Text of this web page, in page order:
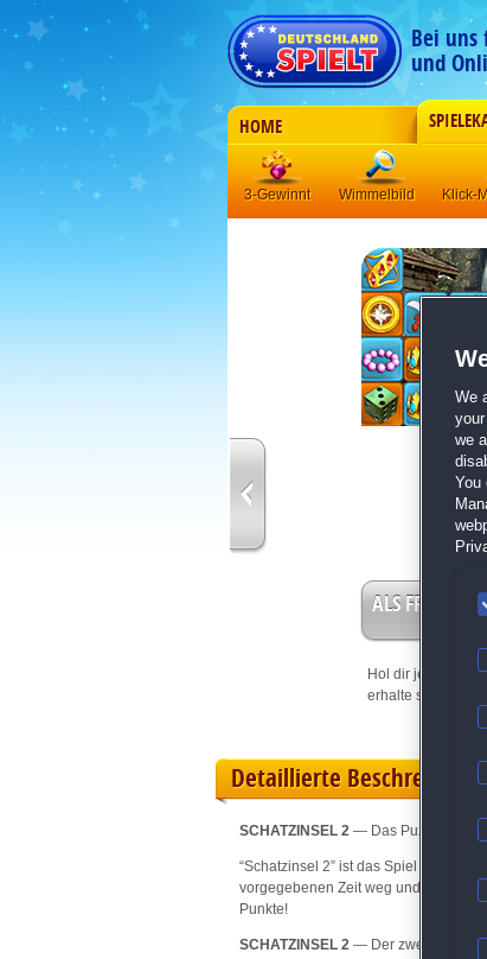
Bei uns
und
HOME
3-Gewinnt Wimmelbild Klick-
ALS
Hol dir jetzt deine
erhalte sofort bis
Detaillierte Beschreibung
SCHATZINSEL 2 — Das Puzzle-
“Schatzinsel 2” ist das Spiel
vorgegebenen Zeit weg und lass dich
Punkte!
SCHATZINSEL 2 — Der zweite Teil
We
we
You